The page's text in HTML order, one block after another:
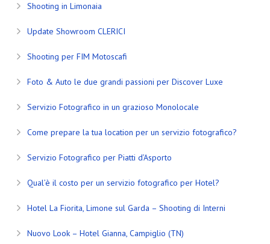
Shooting in Limonaia
Update Showroom CLERICI
Shooting per FIM Motoscafi
Foto & Auto le due grandi passioni per Discover Luxe
Servizio Fotografico in un grazioso Monolocale
Come prepare la tua location per un servizio fotografico?
Servizio Fotografico per Piatti d’Asporto
Qual’è il costo per un servizio fotografico per Hotel?
Hotel La Fiorita, Limone sul Garda – Shooting di Interni
Nuovo Look – Hotel Gianna, Campiglio (TN)